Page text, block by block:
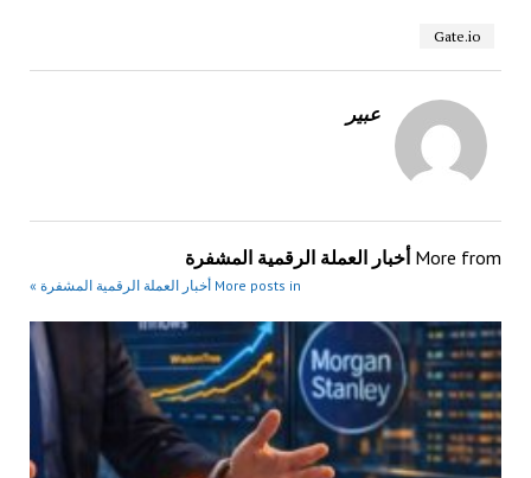
Gate.io
عبير
More from أخبار العملة الرقمية المشفرة
More posts in أخبار العملة الرقمية المشفرة »